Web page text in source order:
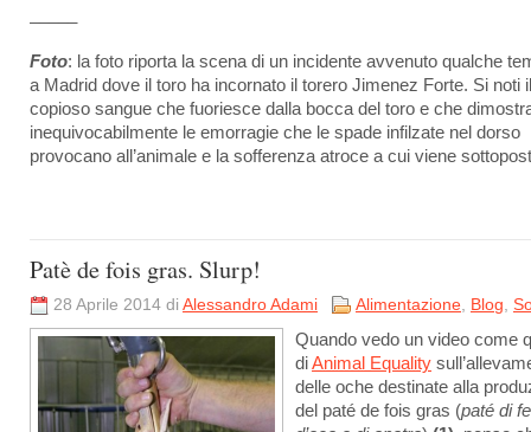
Foto: la foto riporta la scena di un incidente avvenuto qualche
a Madrid dove il toro ha incornato il torero Jimenez Forte. Si noti il
copioso sangue che fuoriesce dalla bocca del toro e che
inequivocabilmente le emorragie che le spade infilzate nel dorso
provocano all’animale e la sofferenza atroce a cui viene
Patè de fois gras. Slurp!
28 Aprile 2014 di Alessandro Adami Alimentazione, Blog,
Quando vedo un video come
diAnimal Equality
delle oche destinate alla
del paté de fois gras (paté di